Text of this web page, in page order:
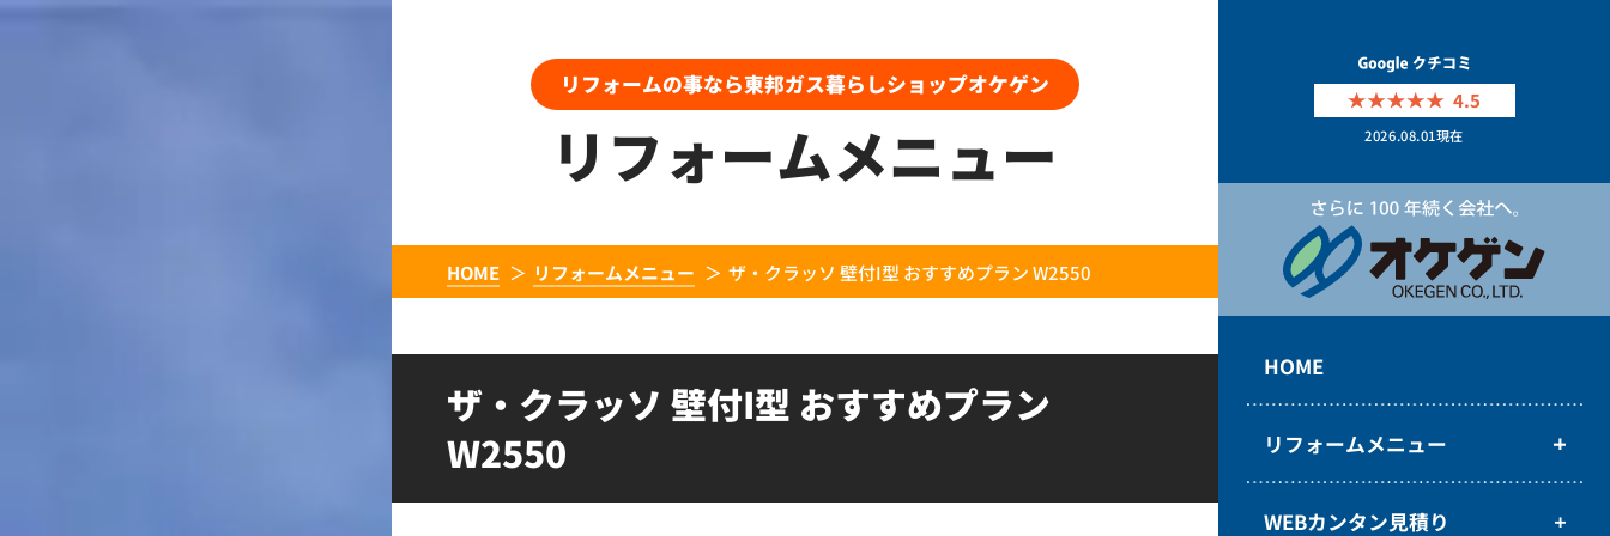
4.5
2026.08.01現在
HOME
リフォームメニュー
WEBカンタン見積り
リフォームの事なら東邦ガス暮らしショップオケゲン
リフォームメニュー
HOME リフォームメニュー ザ・クラッソ 壁付I型 おすすめプラン W2550
ザ・クラッソ 壁付I型 おすすめプラン
W2550